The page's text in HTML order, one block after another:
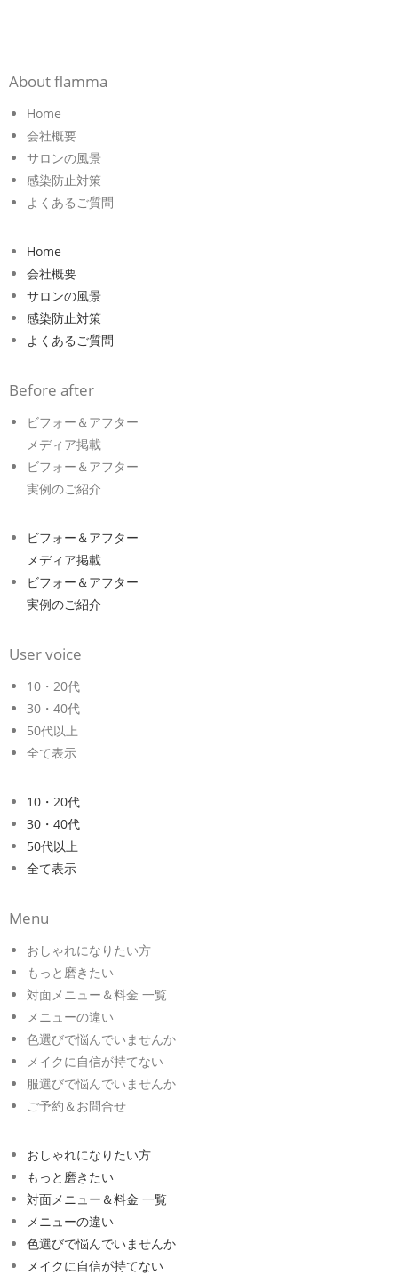
About flamma
Home
会社概要
サロンの風景
感染防止対策
よくあるご質問
Home
会社概要
サロンの風景
感染防止対策
よくあるご質問
Before after
ビフォー＆アフター
メディア掲載
ビフォー＆アフター
実例のご紹介
ビフォー＆アフター
メディア掲載
ビフォー＆アフター
実例のご紹介
User voice
10・20代
30・40代
50代以上
全て表示
10・20代
30・40代
50代以上
全て表示
Menu
おしゃれになりたい方
もっと磨きたい
対面メニュー＆料金 一覧
メニューの違い
色選びで悩んでいませんか
メイクに自信が持てない
服選びで悩んでいませんか
ご予約＆お問合せ
おしゃれになりたい方
もっと磨きたい
対面メニュー＆料金 一覧
メニューの違い
色選びで悩んでいませんか
メイクに自信が持てない